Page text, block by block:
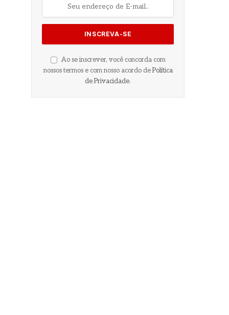
Ao se inscrever, você concorda com
nossos termos e com nosso acordo de Política
de Privacidade.